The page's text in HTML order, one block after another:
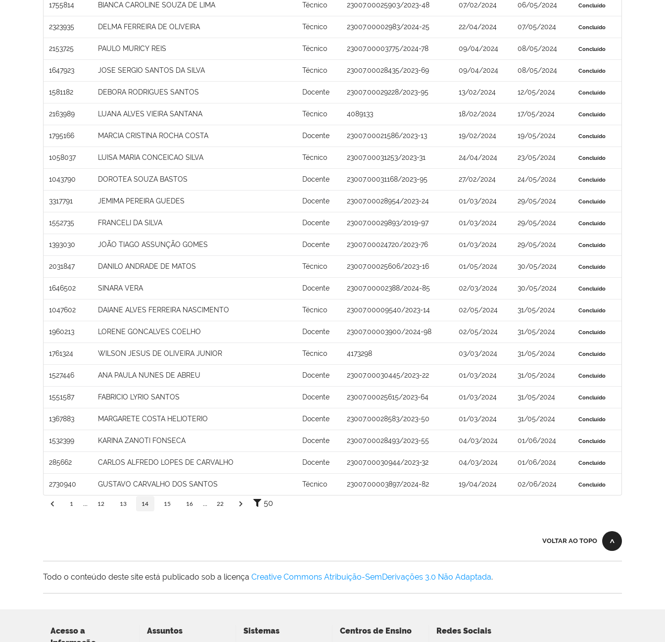
1755814 BIANCA CAROLINE SOUZA DE LIMA Técnico 23007.00025903/2023-48 07/02/2024 06/05/2024 Concluído
2323935 DELMA FERREIRA DE OLIVEIRA Técnico 23007.00002983/2024-25 22/04/2024 07/05/2024 Concluído
2153725 PAULO MURICY REIS Técnico 23007.00003775/2024-78 09/04/2024 08/05/2024 Concluído
1647923 JOSE SERGIO SANTOS DA SILVA Técnico 23007.00028435/2023-69 09/04/2024 08/05/2024 Concluído
1581182 DEBORA RODRIGUES SANTOS Docente 23007.00029228/2023-95 13/02/2024 12/05/2024 Concluído
2163989 LUANA ALVES VIEIRA SANTANA Técnico 4089133 18/02/2024 17/05/2024 Concluído
1795166 MARCIA CRISTINA ROCHA COSTA Docente 23007.00021586/2023-13 19/02/2024 19/05/2024 Concluído
1058037 LUISA MARIA CONCEICAO SILVA Técnico 23007.00031253/2023-31 24/04/2024 23/05/2024 Concluído
1043790 DOROTEA SOUZA BASTOS Docente 23007.00031168/2023-95 27/02/2024 24/05/2024 Concluído
3317791 JEMIMA PEREIRA GUEDES Docente 23007.00028954/2023-24 01/03/2024 29/05/2024 Concluído
1552735 FRANCELI DA SILVA Docente 23007.00029893/2019-97 01/03/2024 29/05/2024 Concluído
1393030 JOÃO TIAGO ASSUNÇÃO GOMES Docente 23007.00024720/2023-76 01/03/2024 29/05/2024 Concluído
2031847 DANILO ANDRADE DE MATOS Técnico 23007.00025606/2023-16 01/05/2024 30/05/2024 Concluído
1646502 SINARA VERA Docente 23007.00002388/2024-85 02/03/2024 30/05/2024 Concluído
1047602 DAIANE ALVES FERREIRA NASCIMENTO Técnico 23007.00009540/2023-14 02/05/2024 31/05/2024 Concluído
1960213 LORENE GONCALVES COELHO Docente 23007.00003900/2024-98 02/05/2024 31/05/2024 Concluído
1761324 WILSON JESUS DE OLIVEIRA JUNIOR Técnico 4173298 03/03/2024 31/05/2024 Concluído
1527446 ANA PAULA NUNES DE ABREU Docente 23007.00030445/2023-22 01/03/2024 31/05/2024 Concluído
1551587 FABRICIO LYRIO SANTOS Docente 23007.00025615/2023-64 01/03/2024 31/05/2024 Concluído
1367883 MARGARETE COSTA HELIOTERIO Docente 23007.00028583/2023-50 01/03/2024 31/05/2024 Concluído
1532399 KARINA ZANOTI FONSECA Docente 23007.00028493/2023-55 04/03/2024 01/06/2024 Concluído
285662 CARLOS ALFREDO LOPES DE CARVALHO Docente 23007.00030944/2023-32 04/03/2024 01/06/2024 Concluído
2730940 GUSTAVO CARVALHO DOS SANTOS Técnico 23007.00003897/2024-82 19/04/2024 02/06/2024 Concluído
1 12 13 14 15 16 22 50
VOLTAR AO TOPO
Todo o conteúdo deste site está publicado sob a licença Creative Commons Atribuição-SemDerivações 3.0 Não Adaptada.
Acesso a
Assuntos Sistemas Centros de Ensino Redes Sociais